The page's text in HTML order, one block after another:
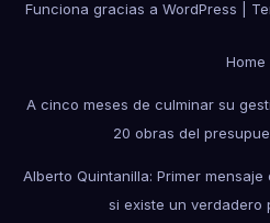
Funciona gracias a WordPress
Home
A cinco meses de culminar su
20 obras del
Alberto Quintanilla: Primer
si existe un verdadero